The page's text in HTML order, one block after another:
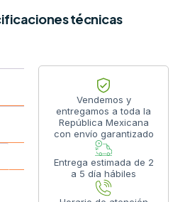
técnicas
Vendemos y
entregamos a toda la
República Mexicana
con envío garantizado
Entrega estimada de 2
a 5 día hábiles